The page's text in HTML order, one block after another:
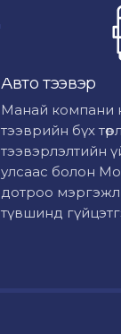
Авто тээвэр
Mанай компани
тээврийн бүх
тээвэрлэлтийн
улсаас болон
дотроо
түвшинд